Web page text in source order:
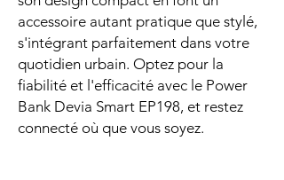
accessoire autant pratique que stylé,
s'intégrant parfaitement dans votre
quotidien urbain. Optez pour la
fiabilité et l'efficacité avec le Power
Bank Devia Smart EP198, et restez
connecté où que vous soyez.